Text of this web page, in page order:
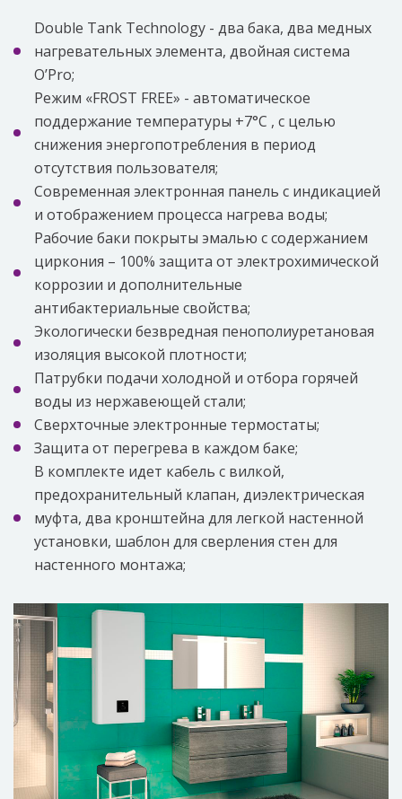
Double Tank Technology - два бака, два медных
нагревательных элемента, двойная система
O’Pro;
Режим «FROST FREE» - автоматическое
поддержание температуры +7°C , с целью
снижения энергопотребления в период
отсутствия пользователя;
Современная электронная панель с индикацией
и отображением процесса нагрева воды;
Рабочие баки покрыты эмалью с содержанием
циркония – 100% защита от электрохимической
коррозии и дополнительные
антибактериальные свойства;
Экологически безвредная пенополиуретановая
изоляция высокой плотности;
Патрубки подачи холодной и отбора горячей
воды из нержавеющей стали;
Сверхточные электронные термостаты;
Защита от перегрева в каждом баке;
В комплекте идет кабель с вилкой,
предохранительный клапан, диэлектрическая
муфта, два кронштейна для легкой настенной
установки, шаблон для сверления стен для
настенного монтажа;